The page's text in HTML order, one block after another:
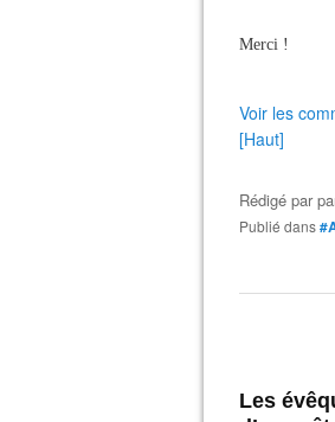
Merci !
Voir les
[Haut]
Rédigé par
Publié dans
Les